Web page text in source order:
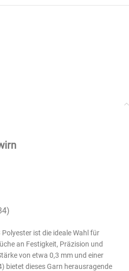
ist die ideale Wahl für
an Festigkeit, Präzision und
von etwa 0,3 mm und einer
bietet dieses Garn herausragende